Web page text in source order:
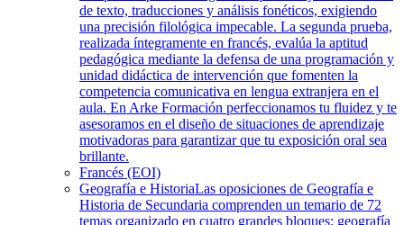
de texto, traducciones y análisis fonéticos, exigiendo
una precisión filológica impecable. La segunda prueba,
realizada íntegramente en francés, evalúa la aptitud
pedagógica mediante la defensa de una programación y
unidad didáctica de intervención que fomenten la
competencia comunicativa en lengua extranjera en el
aula. En Arke Formación perfeccionamos tu fluidez y te
asesoramos en el diseño de situaciones de aprendizaje
motivadoras para garantizar que tu exposición oral sea
brillante.
Francés (EOI)
Geografía e HistoriaLas oposiciones de Geografía e
Historia de Secundaria comprenden un temario de 72
temas organizado en cuatro grandes bloques: geografía